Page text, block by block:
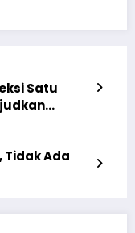
Satu
Tidak Ada